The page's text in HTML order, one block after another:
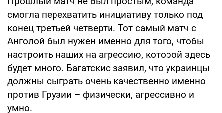
смогла перехватить инициативу только под
конец третьей четверти. Тот самый матч с
Анголой был нужен именно для того, чтобы
настроить наших на агрессию, которой здесь
будет много. Багатскис заявил, что украинцы
должны сыграть очень качественно именно
против Грузии – физически, агрессивно и
умно.